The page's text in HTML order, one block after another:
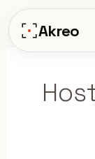
Hoppa
till
innehåll
Akreo